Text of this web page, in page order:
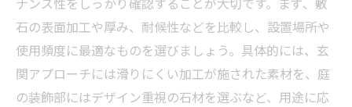
石の表面加工や厚み、耐候性などを比較し、設置場所や
使用頻度に最適なものを選びましょう。具体的には、玄
関アプローチには滑りにくい加工が施された素材を、庭
の装飾部にはデザイン重視の石材を選ぶなど、用途に応